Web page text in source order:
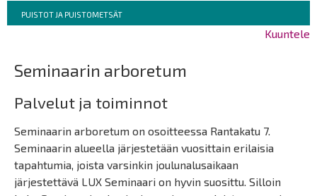
Breadcrumbs
You
are
PUISTOT JA PUISTOMETSÄT
Kuuntele
Seminaarin arboretum
Palvelut ja toiminnot
Seminaarin arboretum on osoitteessa Rantakatu 7.
Seminaarin alueella järjestetään vuosittain erilaisia
tapahtumia, joista varsinkin joulunalusaikaan
järjestettävä LUX Seminaari on hyvin suosittu. Silloin